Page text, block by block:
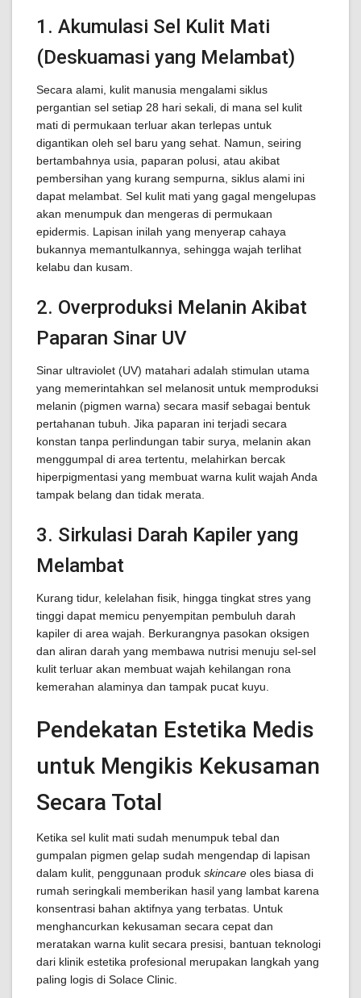
1. Akumulasi Sel Kulit Mati
(Deskuamasi yang Melambat)
Secara alami, kulit manusia mengalami siklus
pergantian sel setiap 28 hari sekali, di mana sel kulit
mati di permukaan terluar akan terlepas untuk
digantikan oleh sel baru yang sehat. Namun, seiring
bertambahnya usia, paparan polusi, atau akibat
pembersihan yang kurang sempurna, siklus alami ini
dapat melambat. Sel kulit mati yang gagal mengelupas
akan menumpuk dan mengeras di permukaan
epidermis. Lapisan inilah yang menyerap cahaya
bukannya memantulkannya, sehingga wajah terlihat
kelabu dan kusam.
2. Overproduksi Melanin Akibat
Paparan Sinar UV
Sinar ultraviolet (UV) matahari adalah stimulan utama
yang memerintahkan sel melanosit untuk memproduksi
melanin (pigmen warna) secara masif sebagai bentuk
pertahanan tubuh. Jika paparan ini terjadi secara
konstan tanpa perlindungan tabir surya, melanin akan
menggumpal di area tertentu, melahirkan bercak
hiperpigmentasi yang membuat warna kulit wajah Anda
tampak belang dan tidak merata.
3. Sirkulasi Darah Kapiler yang
Melambat
Kurang tidur, kelelahan fisik, hingga tingkat stres yang
tinggi dapat memicu penyempitan pembuluh darah
kapiler di area wajah. Berkurangnya pasokan oksigen
dan aliran darah yang membawa nutrisi menuju sel-sel
kulit terluar akan membuat wajah kehilangan rona
kemerahan alaminya dan tampak pucat kuyu.
Pendekatan Estetika Medis
untuk Mengikis Kekusaman
Secara Total
Ketika sel kulit mati sudah menumpuk tebal dan
gumpalan pigmen gelap sudah mengendap di lapisan
dalam kulit, penggunaan produk skincare oles biasa di
rumah seringkali memberikan hasil yang lambat karena
konsentrasi bahan aktifnya yang terbatas. Untuk
menghancurkan kekusaman secara cepat dan
meratakan warna kulit secara presisi, bantuan teknologi
dari klinik estetika profesional merupakan langkah yang
paling logis di Solace Clinic.